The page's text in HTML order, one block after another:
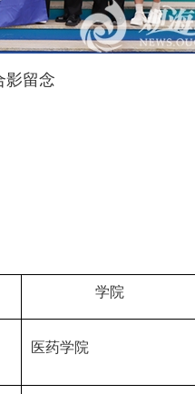
影留念
学院
医药学院